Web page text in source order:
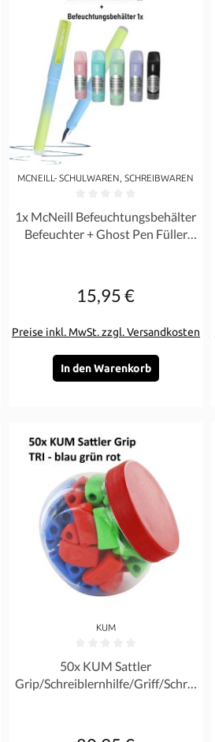
MCNEILL- SCHULWAREN, SCHREIBWAREN
1x McNeill Befeuchtungsbehälter
Befeuchter + Ghost Pen Füller
Regulärer Preis:
15,95 €
Preise inkl. MwSt. zzgl. Versandkosten
In den Warenkorb
5 Sternen
KUM
50x KUM Sattler
Grip/Schreiblernhilfe/Griff/Schrei
Regulärer Preis: